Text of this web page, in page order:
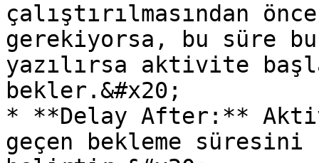
çalıştırılmasından
gerekiyorsa, bu süre
yazılırsa aktivite
bekler.&#x20;
* **Delay After:**
geçen bekleme